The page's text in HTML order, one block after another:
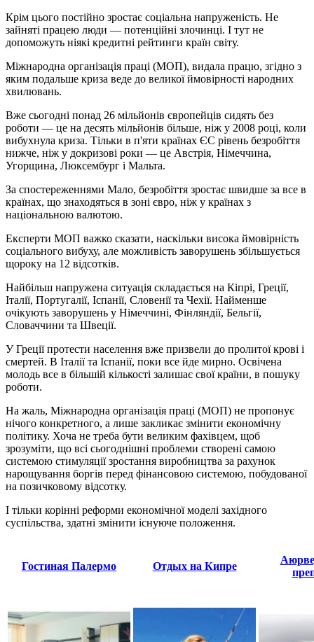
Крім цього постійно зростає соціальна напруженість. Не
зайняті працею люди — потенційні злочинці. І тут не
допоможуть ніякі кредитні рейтинги країн світу.
Міжнародна організація праці (МОП), видала працю, згідно з
яким подальше криза веде до великої ймовірності народних
хвилювань.
Вже сьогодні понад 26 мільйонів європейців сидять без
роботи — це на десять мільйонів більше, ніж у 2008 році, коли
вибухнула криза. Тільки в п'яти країнах ЄС рівень безробіття
нижче, ніж у докризові роки — це Австрія, Німеччина,
Угорщина, Люксембург і Мальта.
За спостереженнями Мало, безробіття зростає швидше за все в
країнах, що знаходяться в зоні євро, ніж у країнах з
національною валютою.
Експерти МОП важко сказати, наскільки висока ймовірність
соціального вибуху, але можливість заворушень збільшується
щороку на 12 відсотків.
Найбільш напружена ситуація складається на Кіпрі, Греції,
Італії, Португалії, Іспанії, Словенії та Чехії. Найменше
очікують заворушень у Німеччині, Фінляндії, Бельгії,
Словаччини та Швеції.
У Греції протести населення вже призвели до пролитої крові і
смертей. В Італії та Іспанії, поки все йде мирно. Освічена
молодь все в більшій кількості залишає свої країни, в пошуку
роботи.
На жаль, Міжнародна організація праці (МОП) не пропонує
нічого конкретного, а лише закликає змінити економічну
політику. Хоча не треба бути великим фахівцем, щоб
зрозуміти, що всі сьогоднішні проблеми створені самою
системою стимуляції зростання виробництва за рахунок
нарощування боргів перед фінансовою системою, побудованої
на позичковому відсотку.
І тільки корінні реформи економічної моделі західного
суспільства, здатні змінити існуюче положення.
Гостиная Палермо Отдых на Кипре